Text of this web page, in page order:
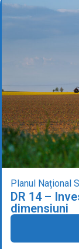
Planul Național
DR 14 –
dimensiuni